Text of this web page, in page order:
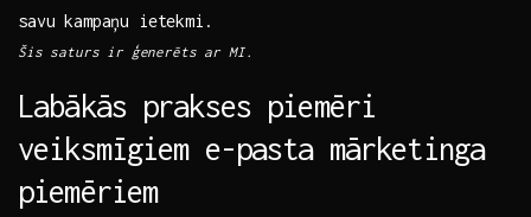
savu kampaņu ietekmi.
Šis saturs ir ģenerēts ar MI.
Labākās prakses piemēri
veiksmīgiem e-pasta mārketinga
piemēriem